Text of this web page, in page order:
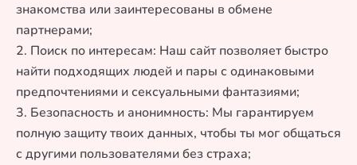
знакомства или заинтересованы в обмене
партнерами;
2. Поиск по интересам: Наш сайт позволяет быстро
найти подходящих людей и пары с одинаковыми
предпочтениями и сексуальными фантазиями;
3. Безопасность и анонимность: Мы гарантируем
полную защиту твоих данных, чтобы ты мог общаться
с другими пользователями без страха;